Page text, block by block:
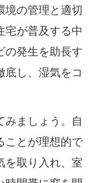
境の管理と適切
宅が普及する中
の発生を助長す
底し、湿気をコ
みましょう。自
ことが理想的で
を取り入れ、室